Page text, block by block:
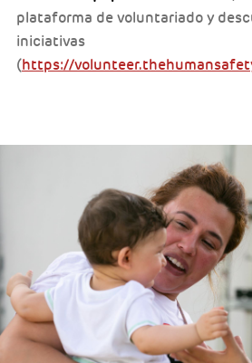
plataforma de voluntariado y
iniciativas
(https://